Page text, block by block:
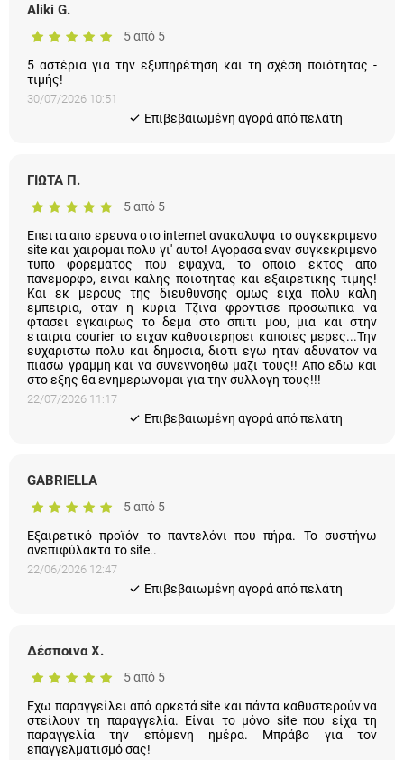
Aliki G.
5 από 5
5 αστέρια για την εξυπηρέτηση και τη σχέση ποιότητας -
τιμής!
30/07/2026 10:51
Eπιβεβαιωμένη αγορά από πελάτη
ΓΙΩΤΑ Π.
5 από 5
Επειτα απο ερευνα στο internet ανακαλυψα το συγκεκριμενο
site και χαιρομαι πολυ γι' αυτο! Αγορασα εναν συγκεκριμενο
τυπο φορεματος που εψαχνα, το οποιο εκτος απο
πανεμορφο, ειναι καλης ποιοτητας και εξαιρετικης τιμης! Και
εκ μερους της διευθυνσης ομως ειχα πολυ καλη εμπειρια,
οταν η κυρια Τζινα φροντισε προσωπικα να φτασει εγκαιρως
το δεμα στο σπιτι μου, μια και στην εταιρια courier το ειχαν
καθυστερησει καποιες μερες...Την ευχαριστω πολυ και
δημοσια, διοτι εγω ηταν αδυνατον να πιασω γραμμη και να
συνεννοηθω μαζι τους!! Απο εδω και στο εξης θα
ενημερωνομαι για την συλλογη τους!!!
22/07/2026 11:17
Eπιβεβαιωμένη αγορά από πελάτη
GABRIELLA
5 από 5
Εξαιρετικό προϊόν το παντελόνι που πήρα. Το συστήνω
ανεπιφύλακτα το site..
22/06/2026 12:47
Eπιβεβαιωμένη αγορά από πελάτη
Δέσποινα Χ.
5 από 5
Εχω παραγγείλει από αρκετά site και πάντα καθυστερούν να
στείλουν τη παραγγελία. Είναι το μόνο site που είχα τη
παραγγελία την επόμενη ημέρα. Μπράβο για τον
επαγγελματισμό σας!